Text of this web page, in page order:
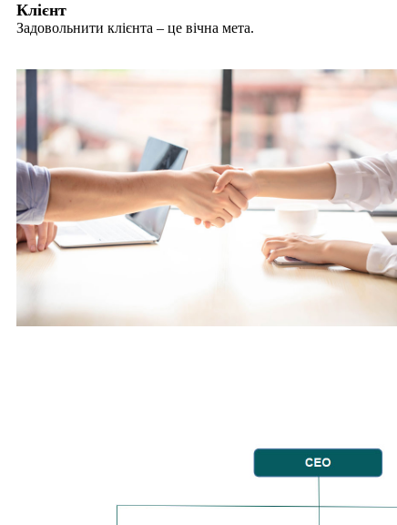
Клієнт
Задовольнити клієнта – це вічна мета.